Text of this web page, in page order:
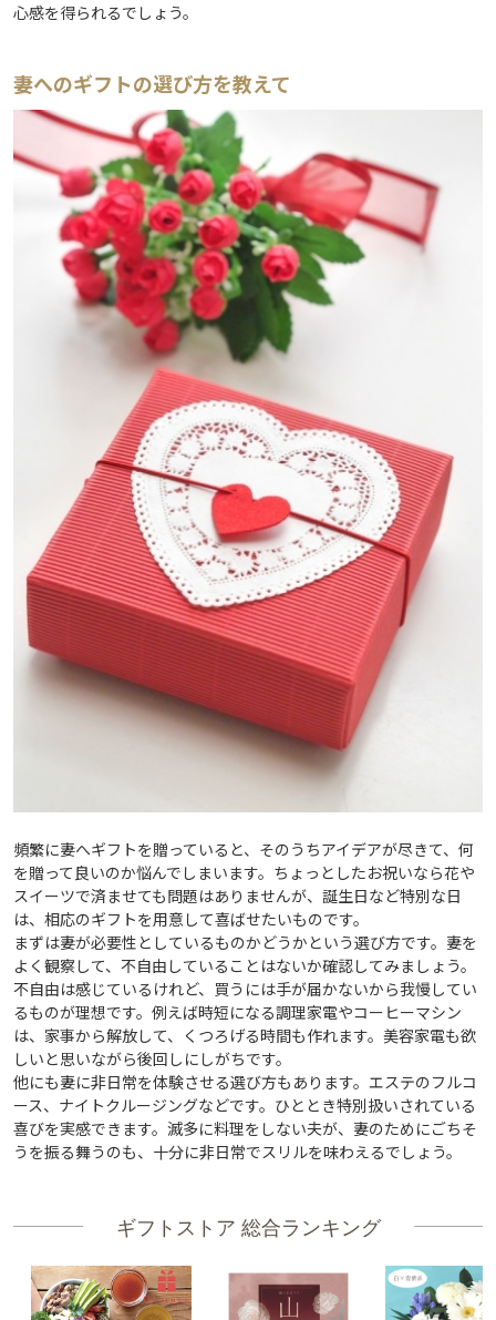
心感を得られるでしょう。
妻へのギフトの選び方を教えて
頻繁に妻へギフトを贈っていると、そのうちアイデアが尽きて、何
を贈って良いのか悩んでしまいます。ちょっとしたお祝いなら花や
スイーツで済ませても問題はありませんが、誕生日など特別な日
は、相応のギフトを用意して喜ばせたいものです。
まずは妻が必要性としているものかどうかという選び方です。妻を
よく観察して、不自由していることはないか確認してみましょう。
不自由は感じているけれど、買うには手が届かないから我慢してい
るものが理想です。例えば時短になる調理家電やコーヒーマシン
は、家事から解放して、くつろげる時間も作れます。美容家電も欲
しいと思いながら後回しにしがちです。
他にも妻に非日常を体験させる選び方もあります。エステのフルコ
ース、ナイトクルージングなどです。ひととき特別扱いされている
喜びを実感できます。滅多に料理をしない夫が、妻のためにごちそ
うを振る舞うのも、十分に非日常でスリルを味わえるでしょう。
ギフトストア 総合ランキング